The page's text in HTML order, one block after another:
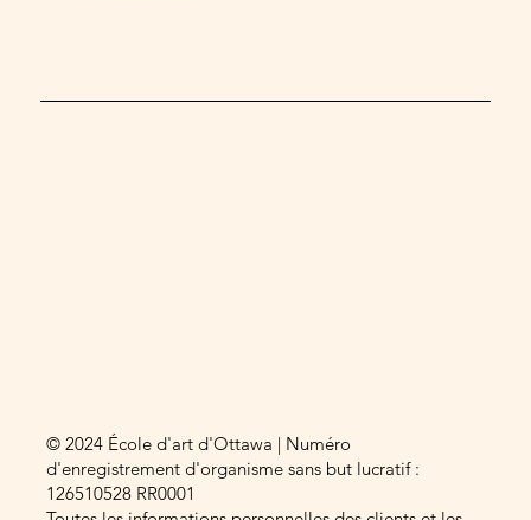
© 2024 École d'art d'Ottawa | Numéro
d'enregistrement d'organisme sans but lucratif :
126510528 RR0001